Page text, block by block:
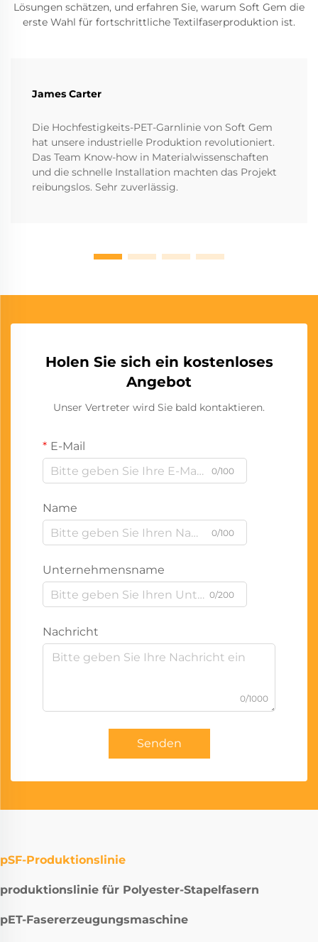
Lösungen schätzen, und erfahren Sie, warum Soft Gem die
erste Wahl für fortschrittliche Textilfaserproduktion ist.
James Carter
Die Hochfestigkeits-PET-Garnlinie von Soft Gem
hat unsere industrielle Produktion revolutioniert.
Das Team Know-how in Materialwissenschaften
und die schnelle Installation machten das Projekt
reibungslos. Sehr zuverlässig.
Holen Sie sich ein kostenloses
Angebot
Unser Vertreter wird Sie bald kontaktieren.
E-Mail
0/100
Name
0/100
Unternehmensname
0/200
Nachricht
0/1000
Senden
pSF-Produktionslinie
produktionslinie für Polyester-Stapelfasern
pET-Fasererzeugungsmaschine